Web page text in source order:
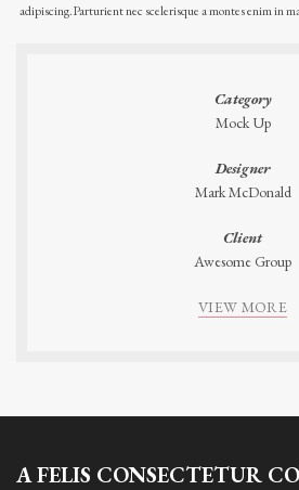
adipiscing.Parturient nec scelerisque a montes enim in
Category
Mock Up
Designer
Mark McDonald
Client
Awesome Group
VIEW MORE
A FELIS CONSECTETUR